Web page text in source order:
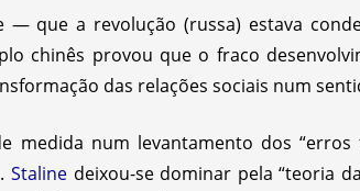
— que a revolução (russa) estava
chinês provou que o fraco
das relações sociais num
medida num levantamento dos “erros
Staline deixou-se dominar pela “teoria